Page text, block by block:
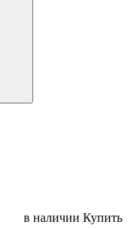
в наличии Купить